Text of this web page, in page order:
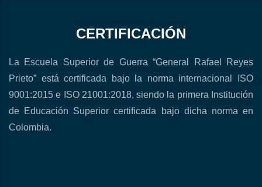
CERTIFICACIÓN
La Escuela Superior de Guerra “General Rafael Reyes
Prieto” está certificada bajo la norma internacional ISO
9001:2015 e ISO 21001:2018, siendo la primera Institución
de Educación Superior certificada bajo dicha norma en
Colombia.